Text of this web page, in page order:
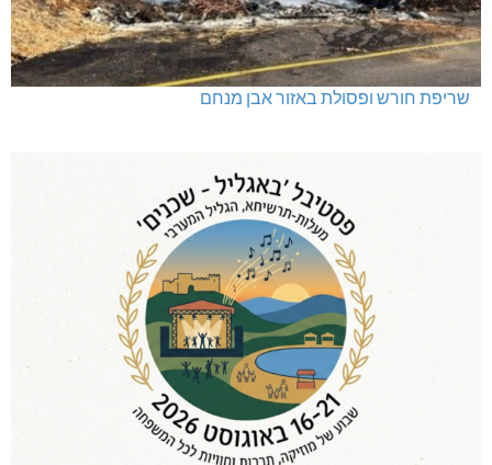
שריפת חורש ופסולת באזור אבן מנחם